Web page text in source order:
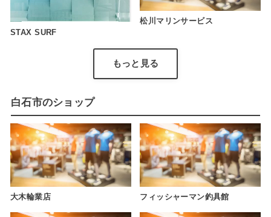
STAX SURF
松川マリンサービス
もっと見る
白石市のショップ
大木輪業店 フィッシャーマン釣具館